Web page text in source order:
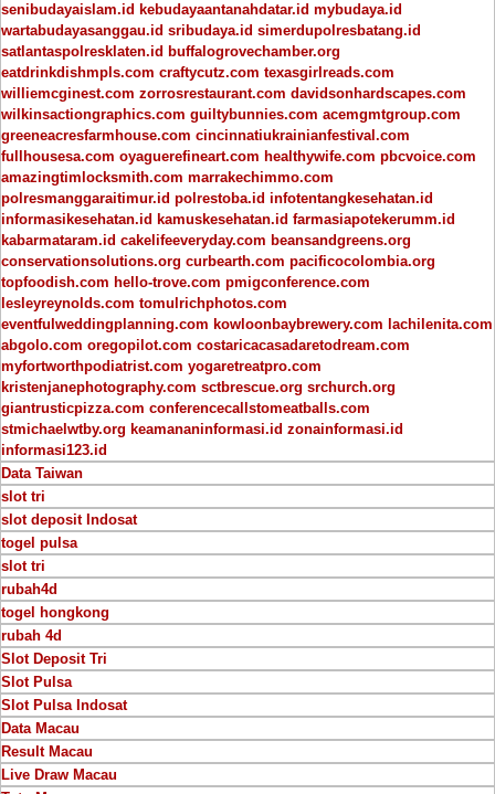
senibudayaislam.id kebudayaantanahdatar.id mybudaya.id
wartabudayasanggau.id sribudaya.id simerdupolresbatang.id
satlantaspolresklaten.id buffalogrovechamber.org
eatdrinkdishmpls.com craftycutz.com texasgirlreads.com
williemcginest.com zorrosrestaurant.com davidsonhardscapes.com
wilkinsactiongraphics.com guiltybunnies.com acemgmtgroup.com
greeneacresfarmhouse.com cincinnatiukrainianfestival.com
fullhousesa.com oyaguerefineart.com healthywife.com pbcvoice.com
amazingtimlocksmith.com marrakechimmo.com
polresmanggaraitimur.id polrestoba.id infotentangkesehatan.id
informasikesehatan.id kamuskesehatan.id farmasiapotekerumm.id
kabarmataram.id cakelifeeveryday.com beansandgreens.org
conservationsolutions.org curbearth.com pacificocolombia.org
topfoodish.com hello-trove.com pmigconference.com
lesleyreynolds.com tomulrichphotos.com
eventfulweddingplanning.com kowloonbaybrewery.com lachilenita.com
abgolo.com oregopilot.com costaricacasadaretodream.com
myfortworthpodiatrist.com yogaretreatpro.com
kristenjanephotography.com sctbrescue.org srchurch.org
giantrusticpizza.com conferencecallstomeatballs.com
stmichaelwtby.org keamananinformasi.id zonainformasi.id
informasi123.id
Data Taiwan
slot tri
slot deposit Indosat
togel pulsa
slot tri
rubah4d
togel hongkong
rubah 4d
Slot Deposit Tri
Slot Pulsa
Slot Pulsa Indosat
Data Macau
Result Macau
Live Draw Macau